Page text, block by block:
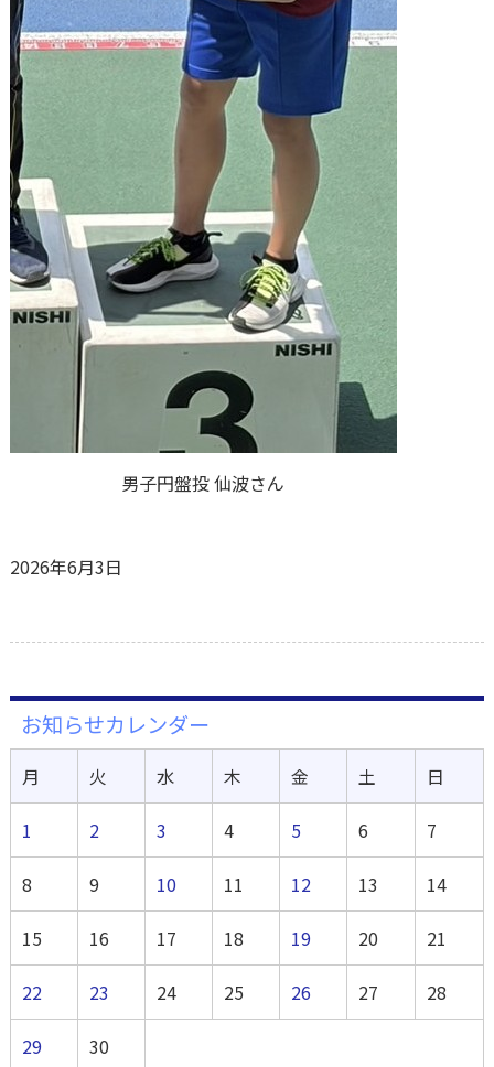
男子円盤投 仙波さん
2026年6月3日
お知らせカレンダー
月 火 水 木 金 土 日
1 2 3 4 5 6 7
8 9 10 11 12 13 14
15 16 17 18 19 20 21
22 23 24 25 26 27 28
29 30